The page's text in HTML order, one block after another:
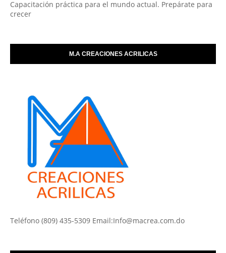
Capacitación práctica para el mundo actual. Prepárate para
crecer
M.A CREACIONES ACRILICAS
Teléfono (809) 435-5309 Email:Info@macrea.com.do